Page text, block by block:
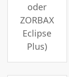
oder
ZORBAX
Eclipse
Plus)